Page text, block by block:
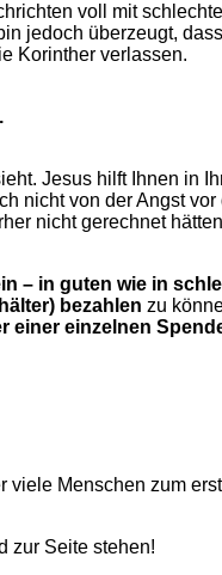
voll mit
jedoch überzeugt,
Korinther verlassen.
Jesus hilft Ihnen in
nicht von der Angst
nicht gerechnet
– in guten wie in
bezahlen zu
einer einzelnen
Menschen zum
zur Seite stehen!